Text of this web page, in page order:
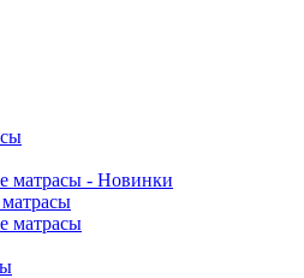
матрасы - Новинки
матрасы